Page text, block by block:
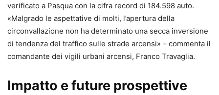
verificato a Pasqua con la cifra record di 184.598 auto.
«Malgrado le aspettative di molti, l’apertura della
circonvallazione non ha determinato una secca inversione
di tendenza del traffico sulle strade arcensi» – commenta il
comandante dei vigili urbani arcensi, Franco Travaglia.
Impatto e future prospettive